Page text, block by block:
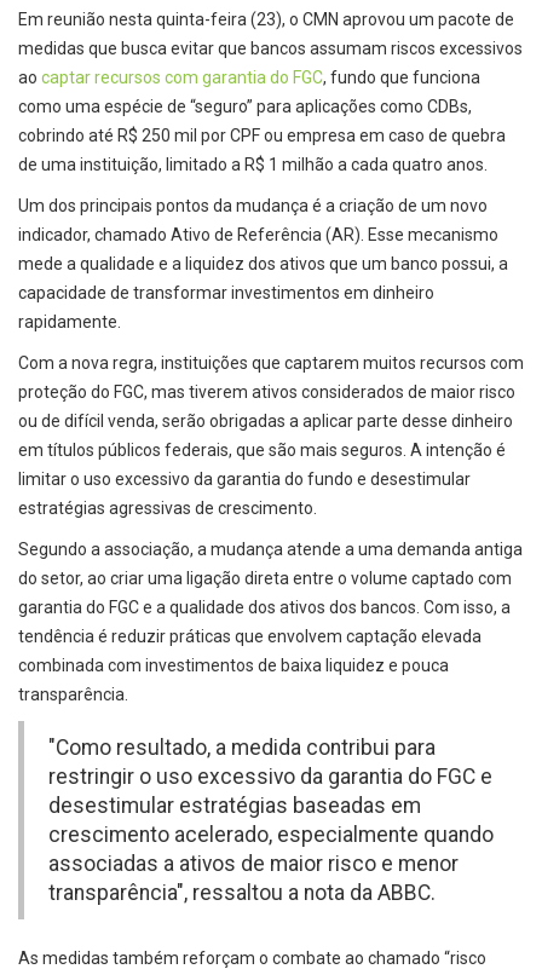
Em reunião nesta quinta-feira (23), o CMN aprovou um pacote de
medidas que busca evitar que bancos assumam riscos excessivos
ao captar recursos com garantia do FGC, fundo que funciona
como uma espécie de “seguro” para aplicações como CDBs,
cobrindo até R$ 250 mil por CPF ou empresa em caso de quebra
de uma instituição, limitado a R$ 1 milhão a cada quatro anos.
Um dos principais pontos da mudança é a criação de um novo
indicador, chamado Ativo de Referência (AR). Esse mecanismo
mede a qualidade e a liquidez dos ativos que um banco possui, a
capacidade de transformar investimentos em dinheiro
rapidamente.
Com a nova regra, instituições que captarem muitos recursos com
proteção do FGC, mas tiverem ativos considerados de maior risco
ou de difícil venda, serão obrigadas a aplicar parte desse dinheiro
em títulos públicos federais, que são mais seguros. A intenção é
limitar o uso excessivo da garantia do fundo e desestimular
estratégias agressivas de crescimento.
Segundo a associação, a mudança atende a uma demanda antiga
do setor, ao criar uma ligação direta entre o volume captado com
garantia do FGC e a qualidade dos ativos dos bancos. Com isso, a
tendência é reduzir práticas que envolvem captação elevada
combinada com investimentos de baixa liquidez e pouca
transparência.
"Como resultado, a medida contribui para
restringir o uso excessivo da garantia do FGC e
desestimular estratégias baseadas em
crescimento acelerado, especialmente quando
associadas a ativos de maior risco e menor
transparência", ressaltou a nota da ABBC.
As medidas também reforçam o combate ao chamado “risco